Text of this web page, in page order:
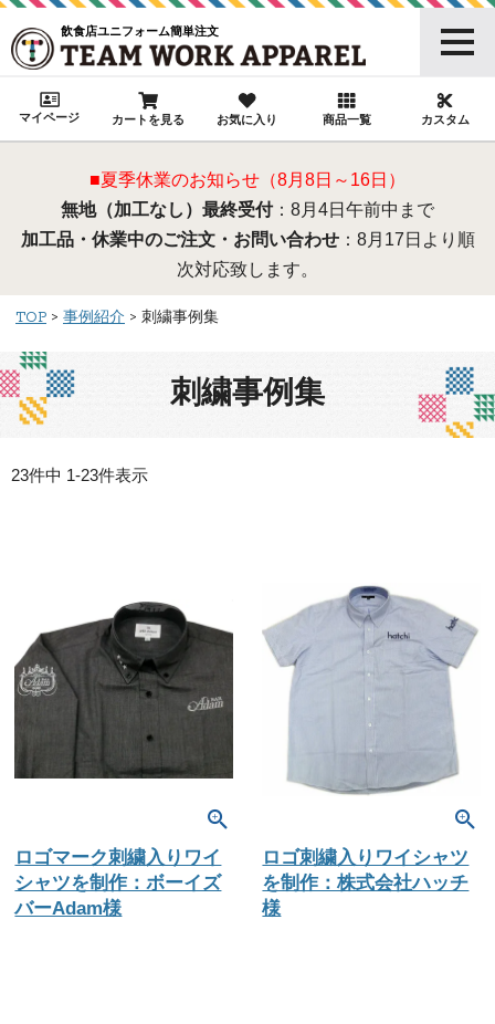
飲食店ユニフォーム簡単注文
マイページ カートを見る お気に入り 商品一覧 カスタム
■夏季休業のお知らせ（8月8日～16日）
無地（加工なし）最終受付：8月4日午前中まで
加工品・休業中のご注文・お問い合わせ：8月17日より順
次対応致します。
TOP 事例紹介 刺繍事例集
刺繍事例集
23件中 1-23件表示
ロゴマーク刺繍入りワイ
シャツを制作：ボーイズ
バーAdam様
ロゴ刺繍入りワイシャツ
を制作：株式会社ハッチ
様